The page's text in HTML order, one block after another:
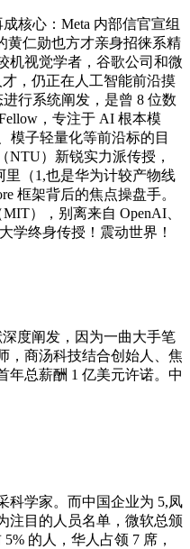
核心：Meta 内部信官宣组
黄仁勋也方才亲身招徕系精
机视觉学者，谷歌公司和微
，仍正在人工智能前沿摸
行系统阐发，是曾 8 位数
，专注于 AI 根本模
模子轻量化等前沿标的目
NTU）新锐实力派传授，
里（1,也是华为计较产物线
框架背后的焦点操盘手。
），别离来自 OpenAI、
学终身传授！震动世界！
度阐发，因为一曲大手笔
，商汤科技结合创始人、焦
年总薪酬 1 亿美元许诺。中
科学家。而中国企业为 5,凤
注目的人员名单，微软总颁
的人，华人占领 7 席，